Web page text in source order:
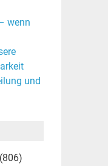
wenn
und
(806)